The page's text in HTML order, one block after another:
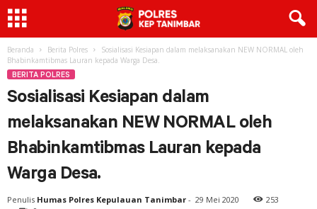
Beranda Berita Polres
Sosialisasi Kesiapan dalam melaksanakan NEW NORMAL oleh
Bhabinkamtibmas Lauran kepada Warga Desa.
BERITA POLRES
Sosialisasi Kesiapan dalam
melaksanakan NEW NORMAL oleh
Bhabinkamtibmas Lauran kepada
Warga Desa.
Penulis Humas Polres Kepulauan Tanimbar - 29 Mei 2020
253